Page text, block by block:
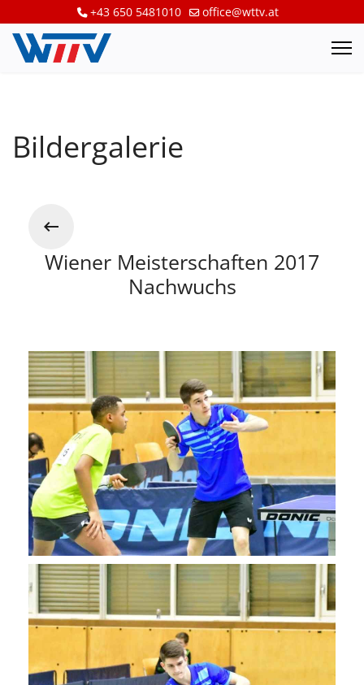
+43 650 5481010 office@wttv.at
Bildergalerie
Wiener Meisterschaften 2017
Nachwuchs